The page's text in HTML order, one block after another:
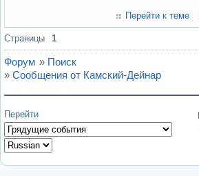
Перейти к теме
Страницы 1
Форум » Поиск
» Сообщения от Камский-Дейнар
Перейти